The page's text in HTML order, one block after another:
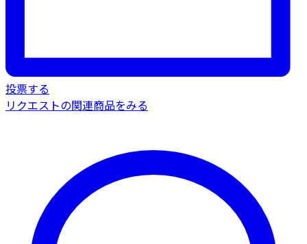
投票する
リクエストの関連商品をみる